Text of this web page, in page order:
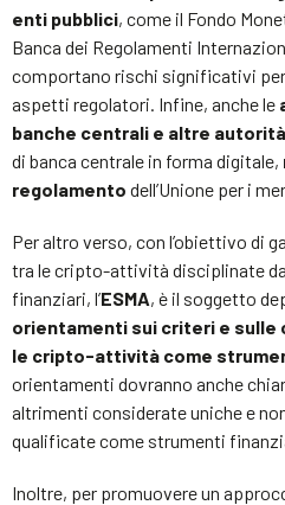
enti pubblici, come il Fondo
Banca dei Regolamenti
comportano rischi significativi
aspetti regolatori. Infine, anche le
banche centrali e altre
di banca centrale in forma digitale,
regolamento dell’Unione per i
Per altro verso, con l’obiettivo di
tra le cripto-attività disciplinate
finanziari, l’ESMA, è il soggetto
orientamenti sui criteri e sulle
le cripto-attività come
orientamenti dovranno anche
altrimenti considerate uniche e
qualificate come strumenti
Inoltre, per promuovere un